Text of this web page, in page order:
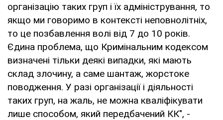
організацію таких груп і їх адміністрування, то
якщо ми говоримо в контексті неповнолітніх,
то це позбавлення волі від 7 до 10 років.
Єдина проблема, що Кримінальним кодексом
визначені тільки деякі випадки, які мають
склад злочину, а саме шантаж, жорстоке
поводження. У разі організації і діяльності
таких груп, на жаль, не можна кваліфікувати
лише способом, який передбачений КК", -